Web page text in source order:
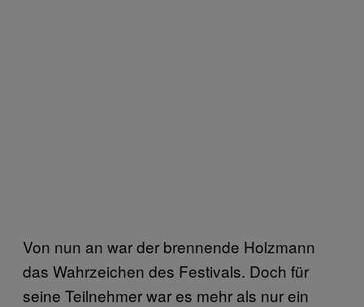
Von nun an war der brennende Holzmann
das Wahrzeichen des Festivals. Doch für
seine Teilnehmer war es mehr als nur ein